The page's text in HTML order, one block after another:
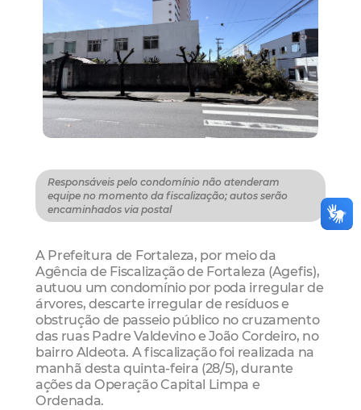
Responsáveis pelo condomínio não atenderam
equipe no momento da fiscalização; autos serão
encaminhados via postal
A Prefeitura de Fortaleza, por meio da
Agência de Fiscalização de Fortaleza (Agefis),
autuou um condomínio por poda irregular de
árvores, descarte irregular de resíduos e
obstrução de passeio público no cruzamento
das ruas Padre Valdevino e João Cordeiro, no
bairro Aldeota. A fiscalização foi realizada na
manhã desta quinta-feira (28/5), durante
ações da Operação Capital Limpa e
Ordenada.